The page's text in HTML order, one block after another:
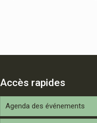
Accès rapides
Agenda des événements